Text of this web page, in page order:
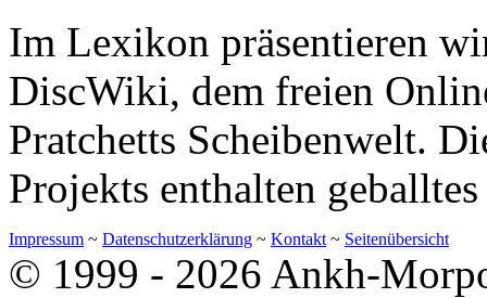
Im Lexikon präsentieren
DiscWiki, dem freien
Pratchetts Scheibenwelt.
Projekts enthalten
Impressum ~ Datenschutzerklärung ~ Kontakt ~ Seitenübersicht
© 1999 - 2026 Ankh-